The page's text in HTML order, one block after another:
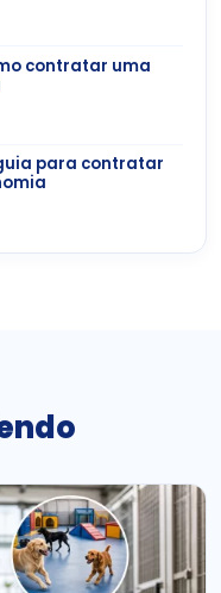
contratar uma
para contratar